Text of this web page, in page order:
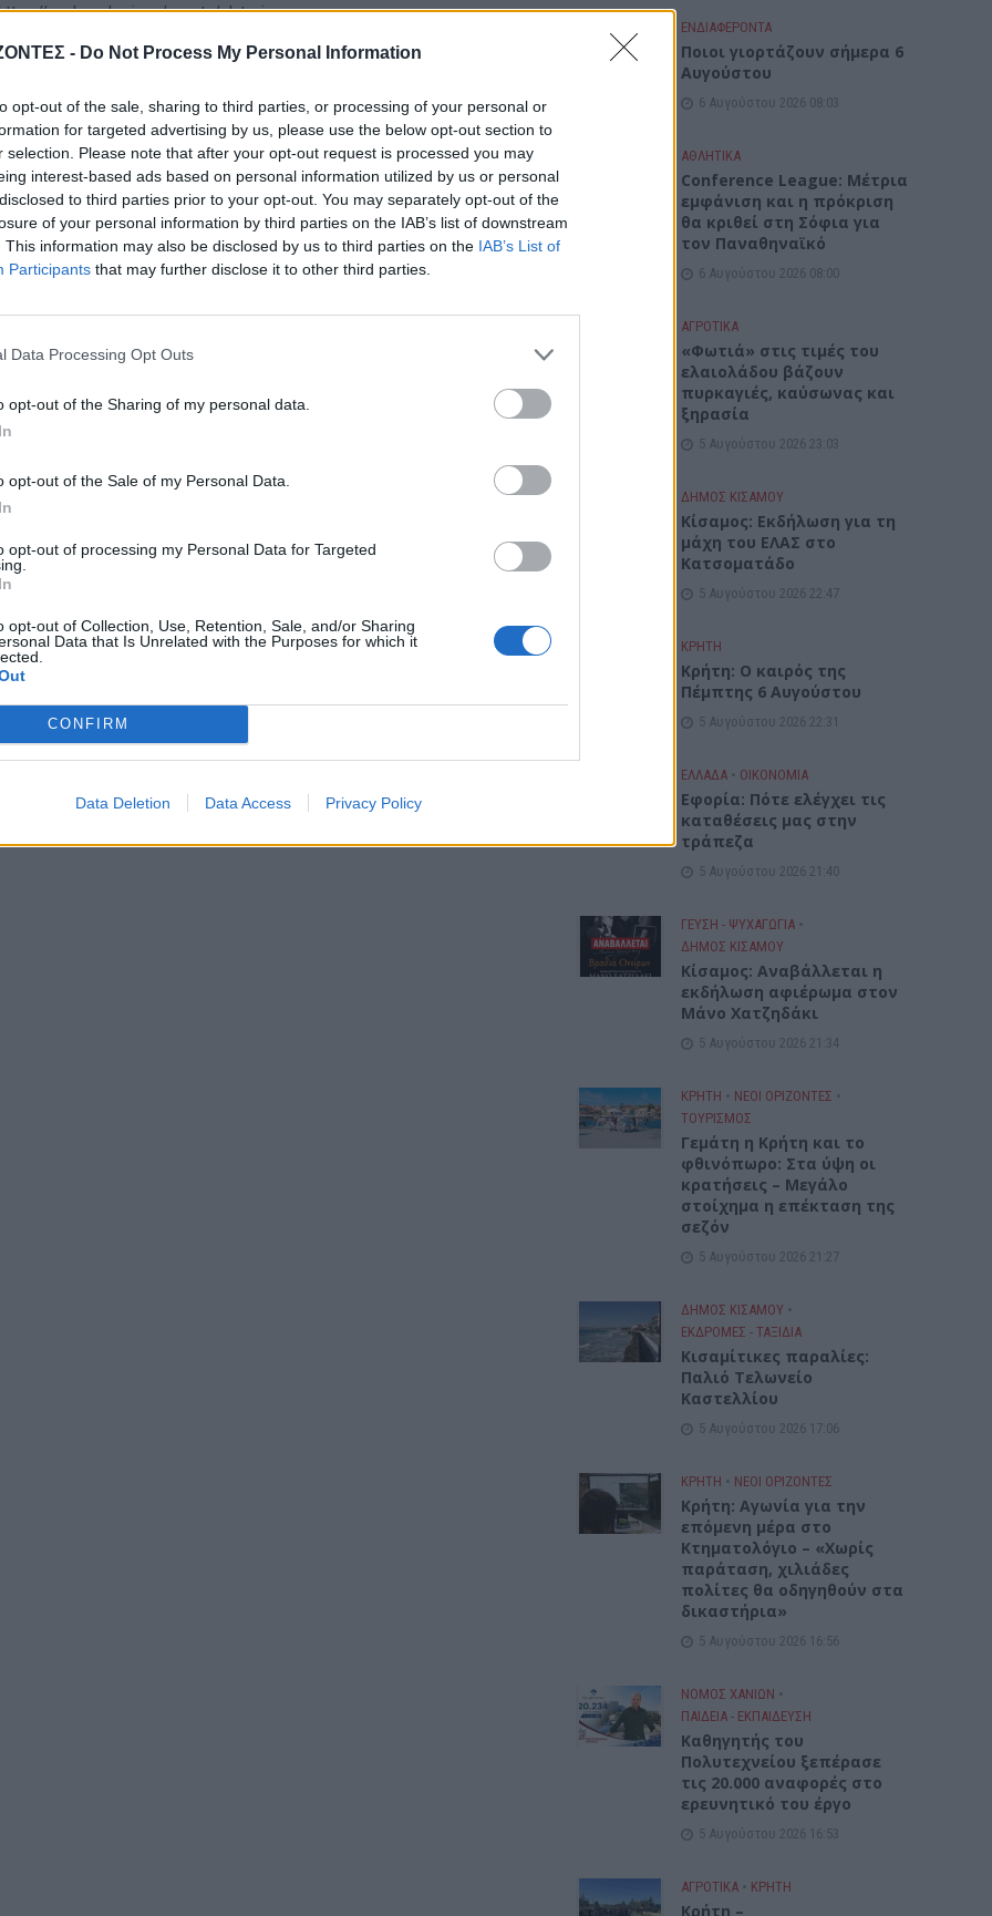
- Do Not Process My Personal Information
opt-out of the sale, sharing to third parties, or processing of your personal or
for targeted advertising by us, please use the below opt-out section to
selection. Please note that after your opt-out request is processed you may
interest-based ads based on personal information utilized by us or personal
to third parties prior to your opt-out. You may separately opt-out of the
of your personal information by third parties on the IAB’s list of downstream
This information may also be disclosed by us to third parties on the IAB’s List of
Participants that may further disclose it to other third parties.
Data Processing Opt Outs
opt-out of the Sharing of my personal data.
opt-out of the Sale of my Personal Data.
opt-out of processing my Personal Data for Targeted
opt-out of Collection, Use, Retention, Sale, and/or Sharing
Data that Is Unrelated with the Purposes for which it
CONFIRM
Data Deletion Data Access Privacy Policy
explorechania.gr/events/platanias
της Πέμπτης 6
Ποιοι γιορτάζουν σήμερα 6
ΕΝΔΙΑΦΕΡΟΝΤΑ
Ποιοι γιορτάζουν σήμερα 6
Αυγούστου
6 Αυγούστου 2026 08:03
ΑΘΛΗΤΙΚΑ
Conference League: Μέτρια
εμφάνιση και η πρόκριση
θα κριθεί στη Σόφια για
τον Παναθηναϊκό
6 Αυγούστου 2026 08:00
ΑΓΡΟΤΙΚΑ
«Φωτιά» στις τιμές του
ελαιολάδου βάζουν
πυρκαγιές, καύσωνας και
ξηρασία
5 Αυγούστου 2026 23:03
ΔΉΜΟΣ ΚΙΣΆΜΟΥ
Κίσαμος: Εκδήλωση για τη
μάχη του ΕΛΑΣ στο
Κατσοματάδο
5 Αυγούστου 2026 22:47
ΚΡΗΤΗ
Κρήτη: Ο καιρός της
Πέμπτης 6 Αυγούστου
5 Αυγούστου 2026 22:31
ΕΛΛΑΔΑ • ΟΙΚΟΝΟΜΙΑ
Εφορία: Πότε ελέγχει τις
καταθέσεις μας στην
τράπεζα
5 Αυγούστου 2026 21:40
ΓΕΎΣΗ - ΨΥΧΑΓΩΓΊΑ •
ΔΉΜΟΣ ΚΙΣΆΜΟΥ
Κίσαμος: Αναβάλλεται η
εκδήλωση αφιέρωμα στον
Μάνο Χατζηδάκι
5 Αυγούστου 2026 21:34
ΚΡΗΤΗ • ΝΕΟΙ ΟΡΙΖΟΝΤΕΣ •
ΤΟΥΡΙΣΜΟΣ
Γεμάτη η Κρήτη και το
φθινόπωρο: Στα ύψη οι
κρατήσεις – Μεγάλο
στοίχημα η επέκταση της
σεζόν
5 Αυγούστου 2026 21:27
ΔΉΜΟΣ ΚΙΣΆΜΟΥ •
ΕΚΔΡΟΜΈΣ - ΤΑΞΊΔΙΑ
Kισαμίτικες παραλίες:
Παλιό Τελωνείο
Καστελλίου
5 Αυγούστου 2026 17:06
ΚΡΗΤΗ • ΝΕΟΙ ΟΡΙΖΟΝΤΕΣ
Kρήτη: Αγωνία για την
επόμενη μέρα στο
Κτηματολόγιο – «Χωρίς
παράταση, χιλιάδες
πολίτες θα οδηγηθούν στα
δικαστήρια»
5 Αυγούστου 2026 16:56
ΝΟΜΌΣ ΧΑΝΊΩΝ •
ΠΑΙΔΕΙΑ - ΕΚΠΑΙΔΕΥΣΗ
Καθηγητής του
Πολυτεχνείου ξεπέρασε
τις 20.000 αναφορές στο
ερευνητικό του έργο
5 Αυγούστου 2026 16:53
ΑΓΡΟΤΙΚΑ • ΚΡΗΤΗ
Κρήτη –